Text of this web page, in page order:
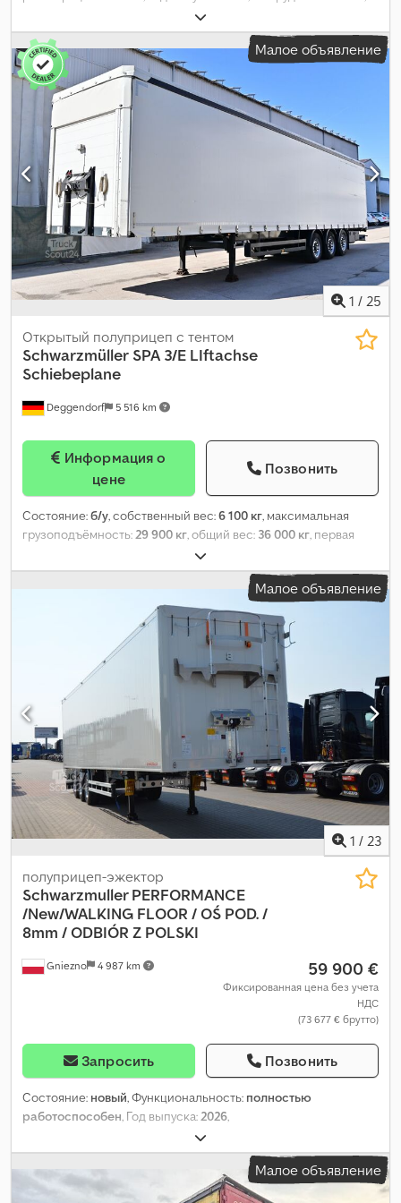
Малое объявление
1 / 25
Deggendorf 5 516 km
Открытый полуприцеп с тентом
Schwarzmüller SPA 3/E LIftachse
Schiebeplane
цене
Позвонить
Состояние:б/у, собственный вес:6 100 кг, максимальная
грузоподъёмность:29 900 кг, общий вес: 36 000 кг, первая
, подвеска:воздух
топлива:дизель, тип передачи:другое, кабина водителя:
, Оборудование:ABS,
Малое объявление
1 / 23
Gniezno 4 987 km
полуприцеп-эжектор
Schwarzmuller PERFORMANCE
/New/WALKING FLOOR / OŚ POD. /
8mm / ODBIÓR Z POLSKI
59 900 €
Фиксированная цена без учета
НДС
(73 677 € брутто)
Запросить Позвонить
Состояние: новый, Функциональность: полностью
работоспособен, Год выпуска:2026,
Малое объявление